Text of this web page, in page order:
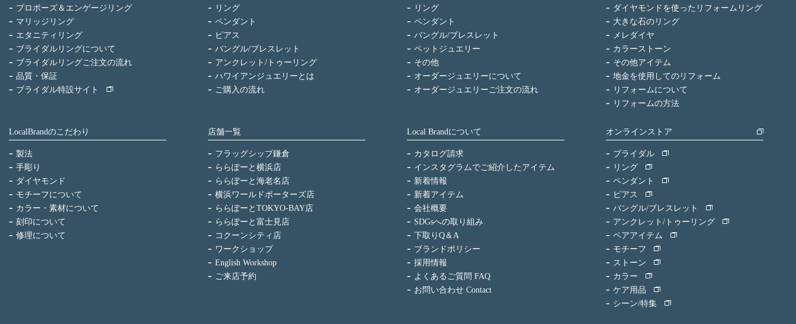
プロポーズ＆エンゲージリング
マリッジリング
エタニティリング
ブライダルリングについて
ブライダルリングご注文の流れ
品質・保証
ブライダル特設サイト
リング
ペンダント
ピアス
バングル/ブレスレット
アンクレット/トゥーリング
ハワイアンジュエリーとは
ご購入の流れ
リング
ペンダント
バングル/ブレスレット
ペットジュエリー
その他
オーダージュエリーについて
オーダージュエリーご注文の流れ
ダイヤモンドを使ったリフォームリング
大きな石のリング
メレダイヤ
カラーストーン
その他アイテム
地金を使用してのリフォーム
リフォームについて
リフォームの方法
LocalBrandのこだわり
製法
手彫り
ダイヤモンド
モチーフについて
カラー・素材について
刻印について
修理について
店舗一覧
フラッグシップ鎌倉
ららぽーと横浜店
ららぽーと海老名店
横浜ワールドポーターズ店
ららぽーとTOKYO-BAY店
ららぽーと富士見店
コクーンシティ店
ワークショップ
English Workshop
ご来店予約
Local Brandについて
カタログ請求
インスタグラムでご紹介したアイテム
新着情報
新着アイテム
会社概要
SDGsへの取り組み
下取りQ＆A
ブランドポリシー
採用情報
よくあるご質問 FAQ
お問い合わせ Contact
オンラインストア
ブライダル
リング
ペンダント
ピアス
バングル/ブレスレット
アンクレット/トゥーリング
ペアアイテム
モチーフ
ストーン
カラー
ケア用品
シーン/特集